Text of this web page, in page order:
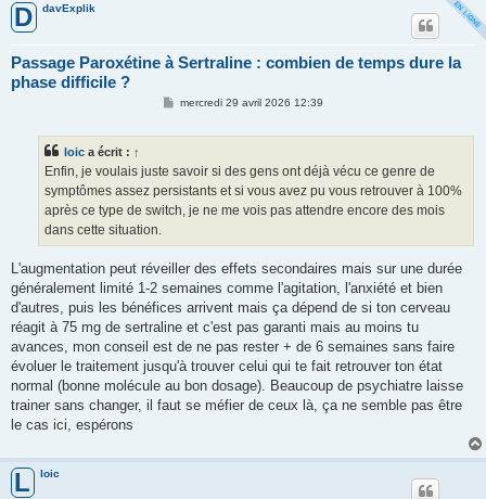
D davExplik
Passage Paroxétine à Sertraline : combien de temps dure la
phase difficile ?
M
g
mercredi 29 avril 2026 12:39
loic a écrit : ↑
Enfin, je voulais juste savoir si des gens ont déjà vécu ce genre de
symptômes assez persistants et si vous avez pu vous retrouver à 100%
après ce type de switch, je ne me vois pas attendre encore des mois
dans cette situation.
L'augmentation peut réveiller des effets secondaires mais sur une durée
généralement limité 1-2 semaines comme l'agitation, l'anxiété et bien
d'autres, puis les bénéfices arrivent mais ça dépend de si ton cerveau
réagit à 75 mg de sertraline et c'est pas garanti mais au moins tu
avances, mon conseil est de ne pas rester + de 6 semaines sans faire
évoluer le traitement jusqu'à trouver celui qui te fait retrouver ton état
normal (bonne molécule au bon dosage). Beaucoup de psychiatre laisse
trainer sans changer, il faut se méfier de ceux là, ça ne semble pas être
le cas ici, espérons
L loic